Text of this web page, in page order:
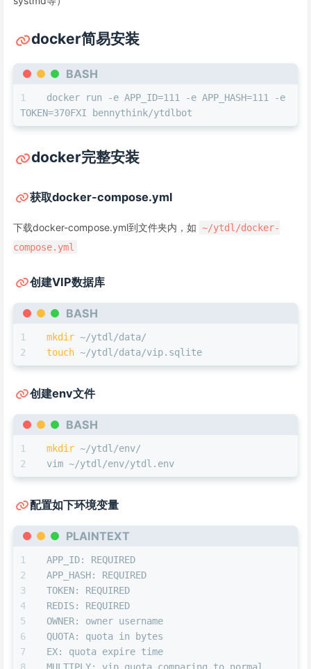
docker简易安装
BASH
docker run -e APP_ID=111 -e APP_HASH=111 -e
TOKEN=370FXI bennythink/ytdlbot
docker完整安装
获取docker-compose.yml
下载docker-compose.yml到文件夹内，如 ~/ytdl/docker-
compose.yml
创建VIP数据库
BASH
mkdir ~/ytdl/data/
touch ~/ytdl/data/vip.sqlite
创建env文件
BASH
mkdir ~/ytdl/env/
vim ~/ytdl/env/ytdl.env
配置如下环境变量
PLAINTEXT
APP_ID: REQUIRED
APP_HASH: REQUIRED
TOKEN: REQUIRED
REDIS: REQUIRED
OWNER: owner username
QUOTA: quota in bytes
EX: quota expire time